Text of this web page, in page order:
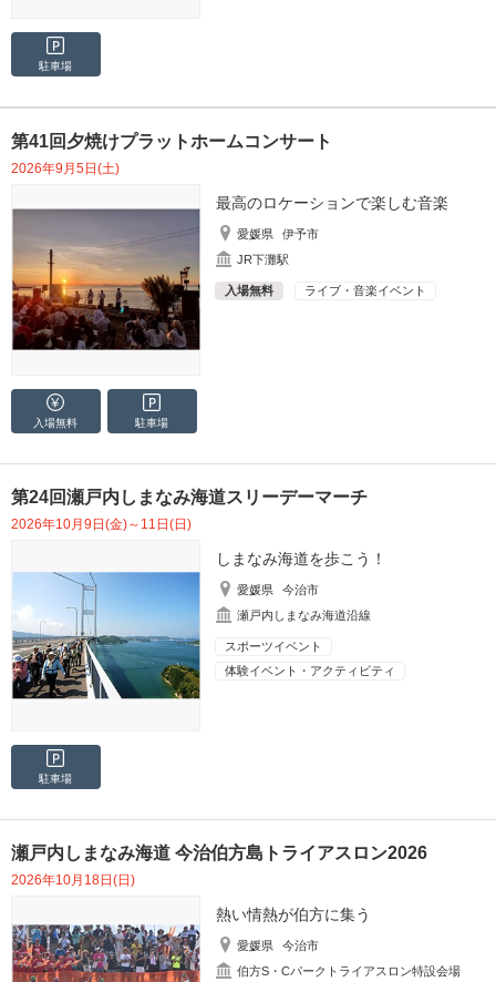
駐車場
第41回夕焼けプラットホームコンサート
2026年9月5日(土)
最高のロケーションで楽しむ音楽
愛媛県
伊予市
JR下灘駅
入場無料 ライブ・音楽イベント
入場無料 駐車場
第24回瀬戸内しまなみ海道スリーデーマーチ
2026年10月9日(金)～11日(日)
しまなみ海道を歩こう！
愛媛県
今治市
瀬戸内しまなみ海道沿線
スポーツイベント
体験イベント・アクティビティ
駐車場
瀬戸内しまなみ海道 今治伯方島トライアスロン2026
2026年10月18日(日)
熱い情熱が伯方に集う
愛媛県
今治市
伯方S・Cパークトライアスロン特設会場